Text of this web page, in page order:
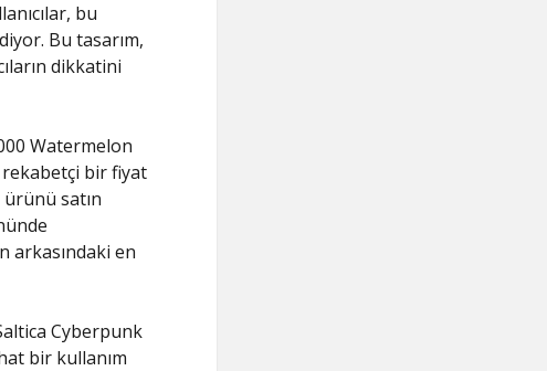
bu
Bu tasarım,
dikkatini
Watermelon
rekabetçi bir fiyat
ürünü satın
arkasındaki en
Cyberpunk
bir kullanım